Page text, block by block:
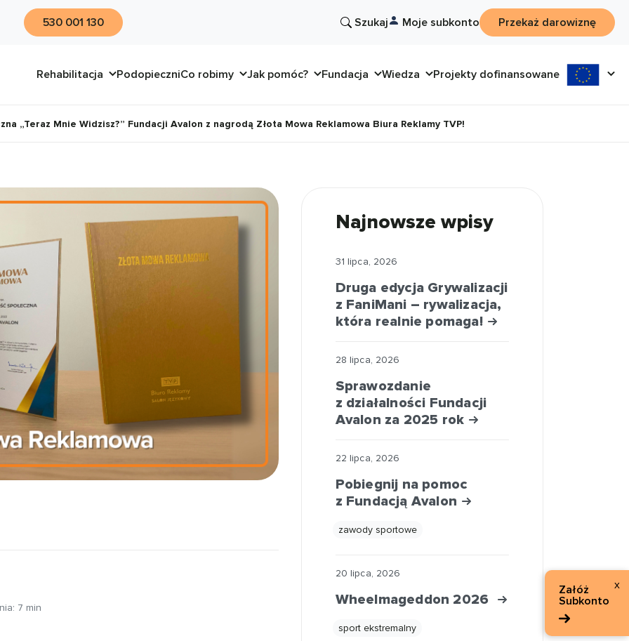
Załóż
Subkonto
x
530 001 130 Szukaj Moje subkonto Przekaż darowiznę
Rehabilitacja PodopieczniCo robimy Jak pomóc? Fundacja Wiedza Projekty dofinansowane
„Teraz Mnie Widzisz?” Fundacji Avalon z nagrodą Złota Mowa Reklamowa Biura Reklamy TVP!
7 min
Najnowsze wpisy
31 lipca, 2026
Druga edycja Grywalizacji
z FaniMani – rywalizacja,
która realnie pomaga!
28 lipca, 2026
Sprawozdanie
z działalności Fundacji
Avalon za 2025 rok
22 lipca, 2026
Pobiegnij na pomoc
z Fundacją Avalon
zawody sportowe
20 lipca, 2026
Wheelmageddon 2026
sport ekstremalny